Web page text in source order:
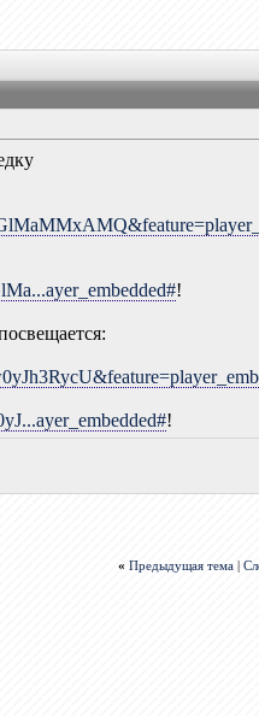
!
!
« Предыдущая тема |